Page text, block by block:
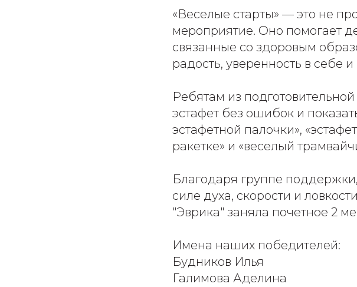
«Веселые старты» — это не
мероприятие. Оно помогает
связанные со здоровым
радость, уверенность в себе
Ребятам из
эстафет без ошибок и
эстафетной палочки»,
ракетке» и «веселый
Благодаря группе
силе духа, скорости и
"Эврика" заняла почетное 2
Имена наших победителей:
Будников Илья
Галимова Аделина